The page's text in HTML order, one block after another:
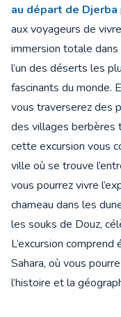
au départ de Djerba
aux voyageurs de
immersion totale dans
l’un des déserts les
fascinants du monde.
vous traverserez des
des villages berbères
cette excursion vous
ville où se trouve
vous pourrez vivre
chameau dans les
les souks de Douz,
L’excursion
Sahara, où vous
l’histoire et la